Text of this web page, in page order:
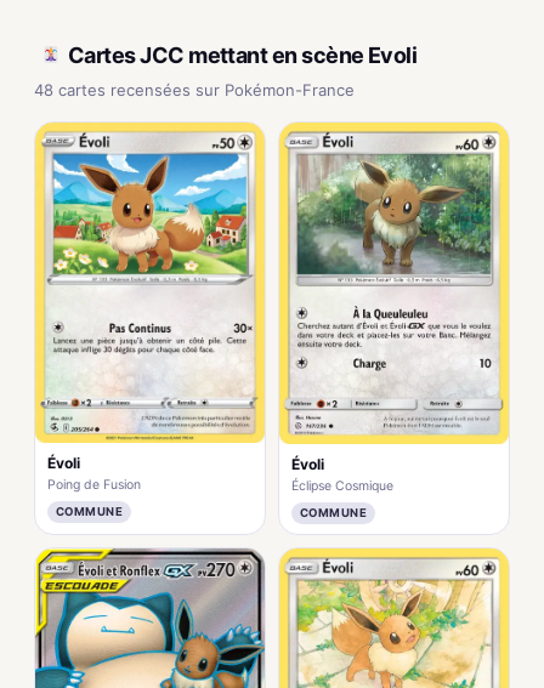
Cartes JCC mettant en scène Evoli
48 cartes recensées sur Pokémon-France
Évoli
Poing de Fusion
COMMUNE
Évoli
Éclipse Cosmique
COMMUNE